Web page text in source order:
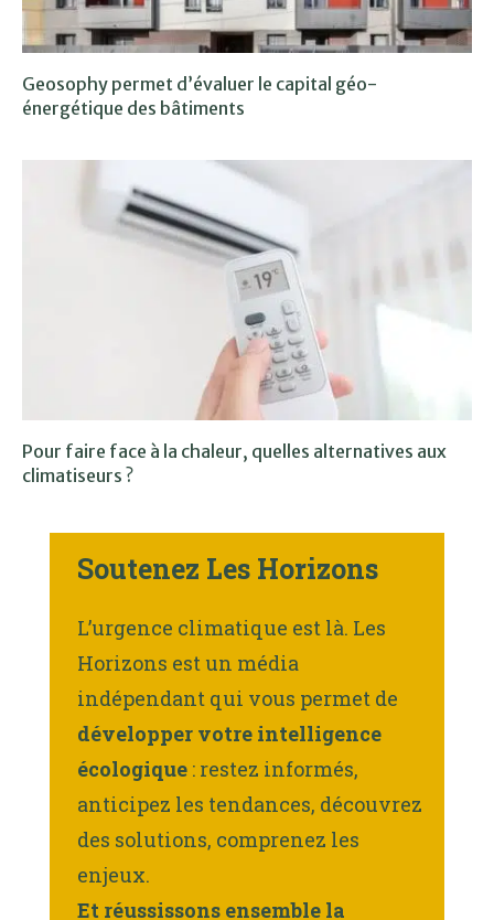
Geosophy permet d’évaluer le capital géo-
énergétique des bâtiments
Pour faire face à la chaleur, quelles alternatives aux
climatiseurs ?
Soutenez Les Horizons
L’urgence climatique est là. Les
Horizons est un média
indépendant qui vous permet de
développer votre intelligence
écologique : restez informés,
anticipez les tendances, découvrez
des solutions, comprenez les
enjeux.
Et réussissons ensemble la